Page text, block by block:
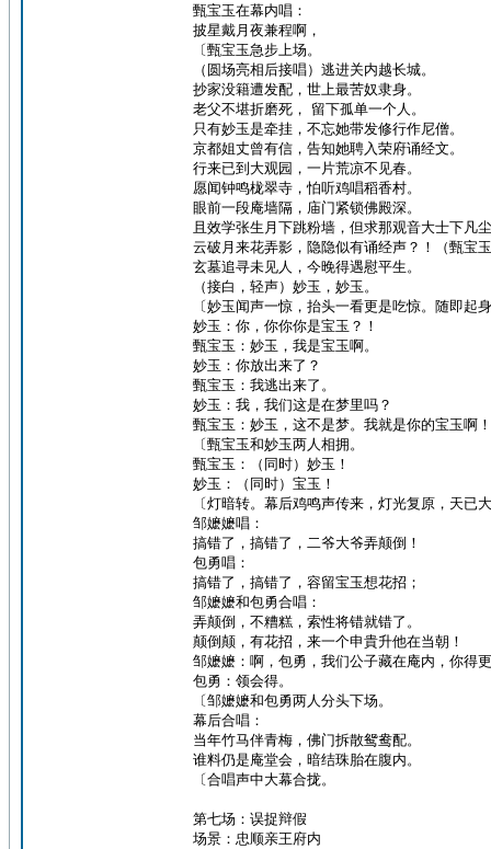
甄宝玉在幕内唱：
披星戴月夜兼程啊，
〔甄宝玉急步上场。
（圆场亮相后接唱）逃进关内越长城。
抄家没籍遭发配，世上最苦奴隶身。
老父不堪折磨死， 留下孤单一个人。
只有妙玉是牵挂，不忘她带发修行作尼僧。
京都姐丈曾有信，告知她聘入荣府诵经文。
行来已到大观园，一片荒凉不见春。
愿闻钟鸣栊翠寺，怕听鸡唱稻香村。
眼前一段庵墙隔，庙门紧锁佛殿深。
且效学张生月下跳粉墙，但求那观音大士下凡
云破月来花弄影，隐隐似有诵经声？！（甄宝
玄墓追寻未见人，今晚得遇慰平生。
（接白，轻声）妙玉，妙玉。
〔妙玉闻声一惊，抬头一看更是吃惊。随即起
妙玉：你，你你你是宝玉？！
甄宝玉：妙玉，我是宝玉啊。
妙玉：你放出来了？
甄宝玉：我逃出来了。
妙玉：我，我们这是在梦里吗？
甄宝玉：妙玉，这不是梦。我就是你的宝玉啊！
〔甄宝玉和妙玉两人相拥。
甄宝玉：（同时）妙玉！
妙玉：（同时）宝玉！
〔灯暗转。幕后鸡鸣声传来，灯光复原，天已
邹嬷嬷唱：
搞错了，搞错了，二爷大爷弄颠倒！
包勇唱：
搞错了，搞错了，容留宝玉想花招；
邹嬷嬷和包勇合唱：
弄颠倒，不糟糕，索性将错就错了。
颠倒颠，有花招，来一个申貴升他在当朝！
邹嬷嬷：啊，包勇，我们公子藏在庵内，你得
包勇：领会得。
〔邹嬷嬷和包勇两人分头下场。
幕后合唱：
当年竹马伴青梅，佛门拆散鸳鸯配。
谁料仍是庵堂会，暗结珠胎在腹内。
〔合唱声中大幕合拢。
第七场：误捉辩假
场景：忠顺亲王府内